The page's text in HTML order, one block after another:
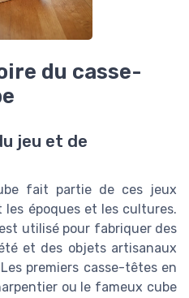
du casse-
jeu et de
fait partie de ces jeux
époques et les cultures.
utilisé pour fabriquer des
et des objets artisanaux
premiers casse-têtes en
ou le fameux cube